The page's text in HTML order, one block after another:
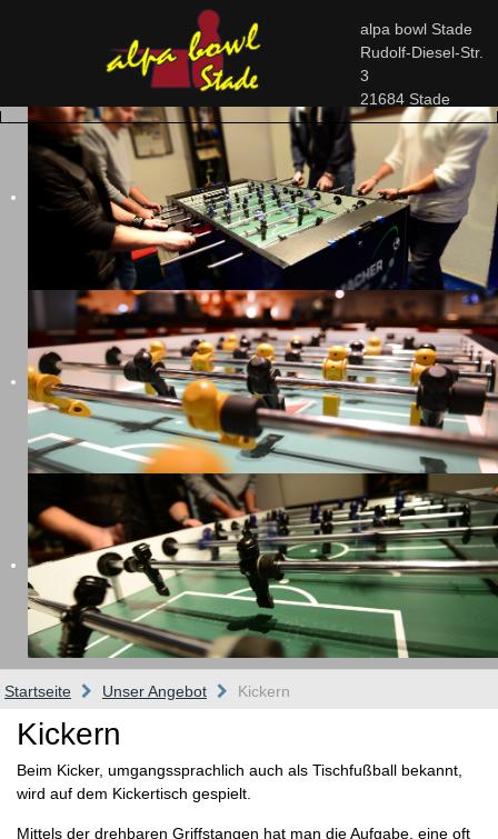
alpa bowl Stade
Rudolf-Diesel-Str.
3
21684 Stade
Startseite Unser Angebot Kickern
Kickern
Beim Kicker, umgangssprachlich auch als Tischfußball bekannt,
wird auf dem Kickertisch gespielt.
Mittels der drehbaren Griffstangen hat man die Aufgabe, eine oft